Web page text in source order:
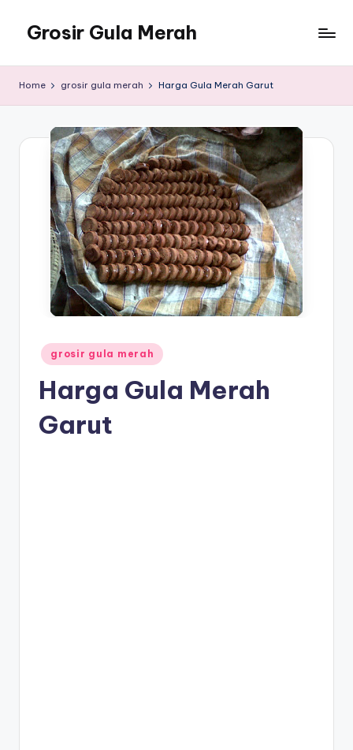
content
Grosir Gula Merah
Gula
Home grosir gula merah Harga Gula Merah Garut
Posted
in
grosir gula merah
Harga Gula Merah
Garut